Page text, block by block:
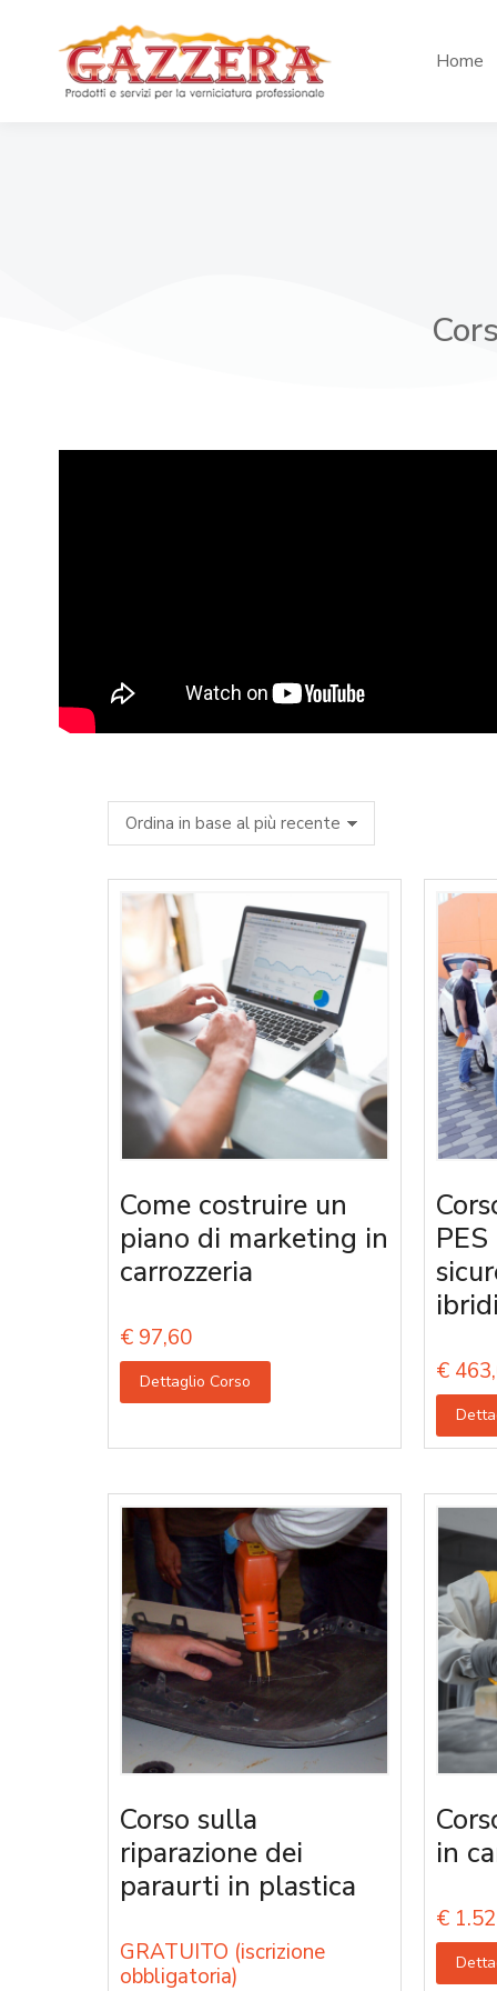
Home
Come costruire un
piano di marketing in
carrozzeria
€ 97,60
Dettaglio Corso €
Corso sulla
riparazione dei
paraurti in plastica
GRATUITO (iscrizione
obbligatoria)
in
€